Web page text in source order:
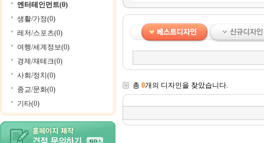
엔터테인먼트(0)
생활/가정(0)
레저/스포츠(0)
여행/세계정보(0)
경제/재테크(0)
사회/정치(0)
종교/문화(0)
기타(0)
총 0개의 디자인을 찾았습니다.